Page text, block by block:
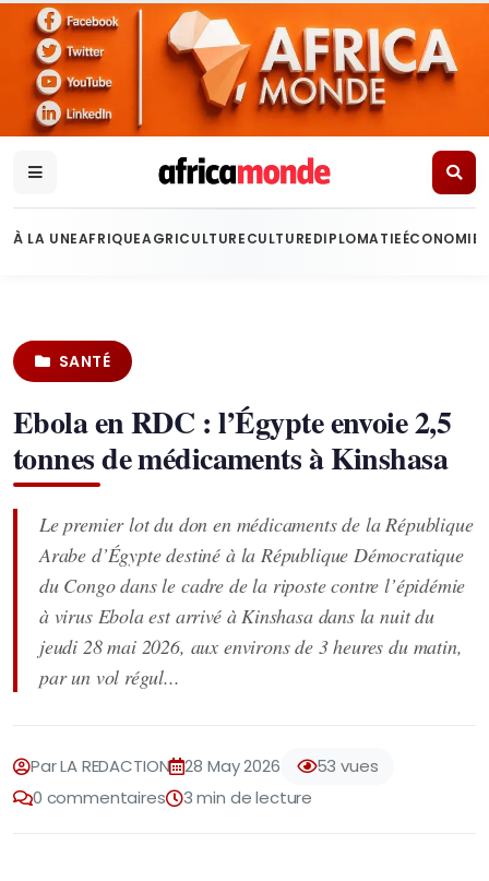
À LA UNEAFRIQUEAGRICULTURECULTUREDIPLOMATIEÉCONOMIE
SANTÉ
Ebola en RDC : l’Égypte envoie 2,5
tonnes de médicaments à Kinshasa
Le premier lot du don en médicaments de la République
Arabe d’Égypte destiné à la République Démocratique
du Congo dans le cadre de la riposte contre l’épidémie
à virus Ebola est arrivé à Kinshasa dans la nuit du
jeudi 28 mai 2026, aux environs de 3 heures du matin,
par un vol régul...
Par LA REDACTION 28 May 2026
53 vues
0 commentaires
3 min de lecture